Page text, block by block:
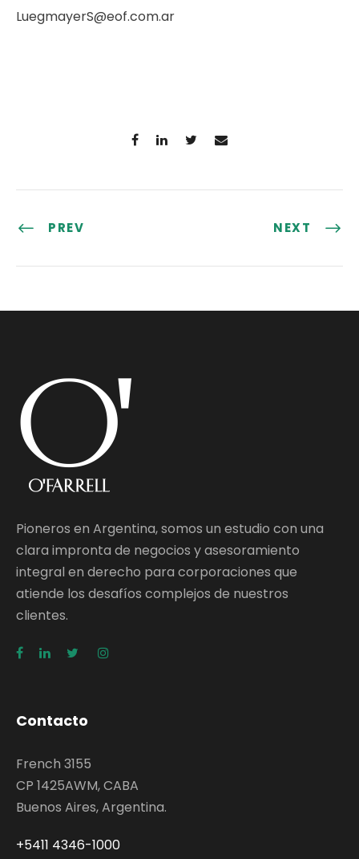
LuegmayerS@eof.com.ar
PREV NEXT
Pioneros en Argentina, somos un estudio con una
clara impronta de negocios y asesoramiento
integral en derecho para corporaciones que
atiende los desafíos complejos de nuestros
clientes.
Contacto
French 3155
CP 1425AWM, CABA
Buenos Aires, Argentina.
+5411 4346-1000